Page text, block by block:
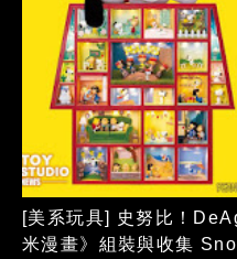
[美系玩具] 史努比！
米漫畫》組裝與收集